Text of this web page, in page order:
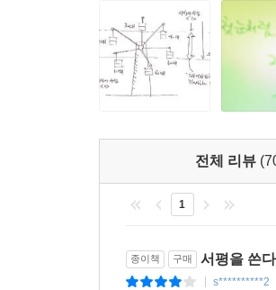
헤드폰에서 흘러나오는 낯
두렵기만 한 소녀 채영과의
여름부터 겨울까지, 그리고
시작된다. 그리고 책장을 덮
엉뚱하게 비칠지도 모르지
전체 리뷰
1
종이책 구매 서평을 쓴
s**********2